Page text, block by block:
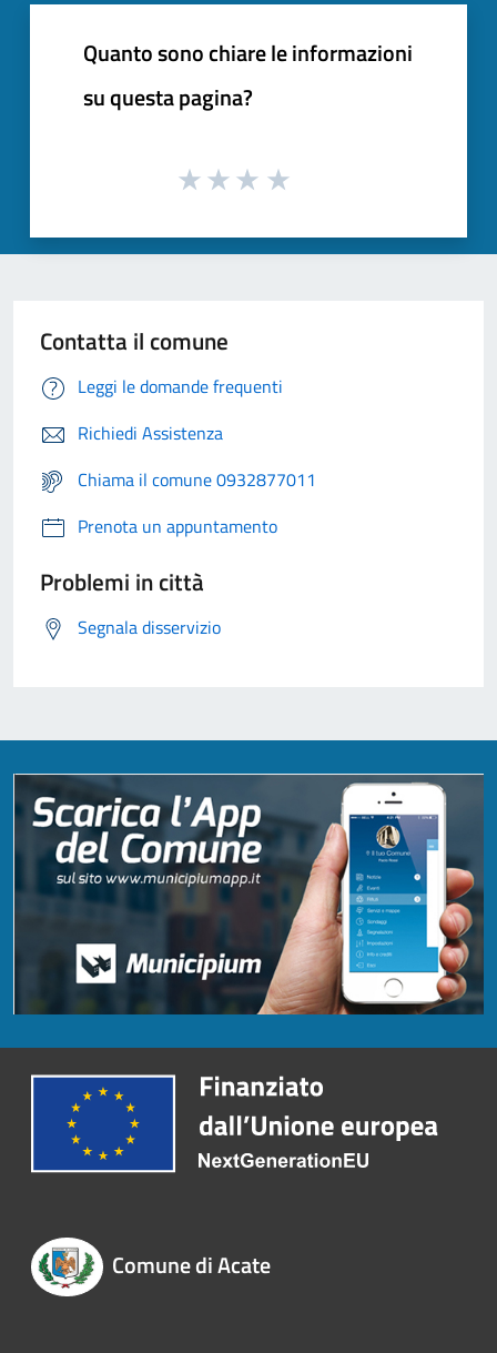
Quanto sono chiare le informazioni
su questa pagina?
Contatta il comune
Leggi le domande frequenti
Richiedi Assistenza
Chiama il comune 0932877011
Prenota un appuntamento
Problemi in città
Segnala disservizio
Comune di Acate